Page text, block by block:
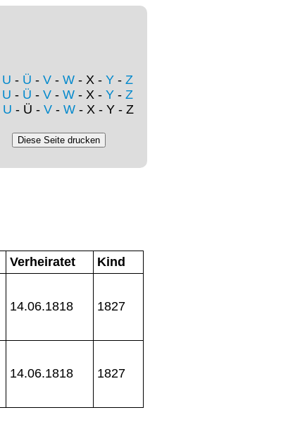
U - Ü - V - W - X - Y - Z
U - Ü - V - W - X - Y - Z
U - Ü - V- W- X - Y - Z
Verheiratet
Kind
14.06.1818 1827
14.06.1818 1827